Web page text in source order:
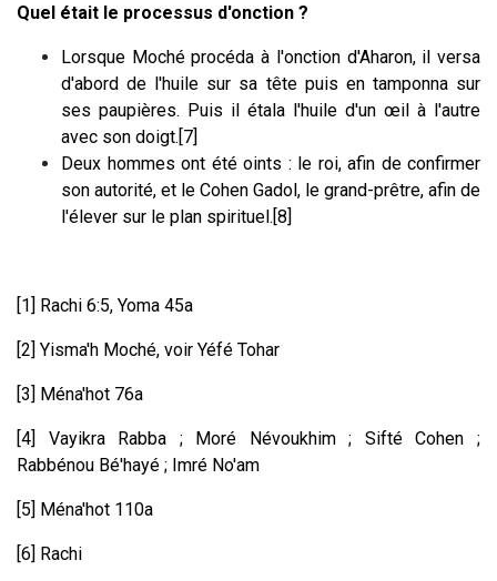
Quel était le processus d'onction ?
Lorsque Moché procéda à l'onction d'Aharon, il versa
d'abord de l'huile sur sa tête puis en tamponna sur
ses paupières. Puis il étala l'huile d'un œil à l'autre
avec son doigt.[7]
Deux hommes ont été oints : le roi, afin de confirmer
son autorité, et le Cohen Gadol, le grand-prêtre, afin de
l'élever sur le plan spirituel.[8]
[1] Rachi 6:5, Yoma 45a
[2] Yisma'h Moché, voir Yéfé Tohar
[3] Ména'hot 76a
[4] Vayikra Rabba ; Moré Névoukhim ; Sifté Cohen ;
Rabbénou Bé'hayé ; Imré No'am
[5] Ména'hot 110a
[6] Rachi